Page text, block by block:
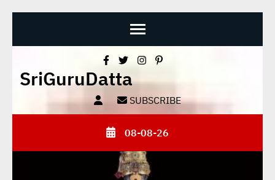
toSriGuruDatta
SUBSCRIBE
08-08-26